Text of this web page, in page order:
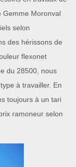
Gemme Moronval
selon
des hérissons de
flexonet
du 28500, nous
à travailler. En
toujours à un tari
ramoneur selon